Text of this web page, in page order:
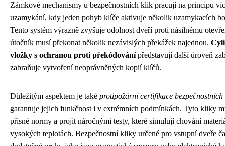
Zámkové mechanismy u bezpečnostních klik pracují na principu
uzamykání, kdy jeden pohyb klíče aktivuje několik uzamykacích
Tento systém výrazně zvyšuje odolnost dveří proti násilnému
útočník musí překonat několik nezávislých překážek najednou.
vložky s ochranou proti překódovánípředstavují další úroveň
zabraňuje vytvoření neoprávněných kopií klíčů.
Důležitým aspektem je také protipožární certifikace
garantuje jejich funkčnost i v extrémních podmínkách. Tyto kliky
přísné normy a projít náročnými testy, které simulují chování
vysokých teplotách. Bezpečnostní kliky určené pro vstupní dveře